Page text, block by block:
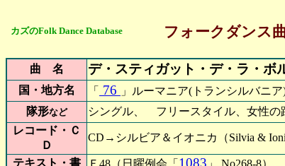
カズのFolk Dance Database フォークダンス
曲 名 デ・スティガット・デ・ラ・ボ
国・地方名 「 76 」ルーマニア(トランシルバニア
隊形など
シングル、 フリースタイル、女性
レコード・Ｃ
Ｄ
CD→シルビア＆イオニカ（Silvia &
テキスト・書
Ｆ48（日曜例会「 1083 」 No268-8）、